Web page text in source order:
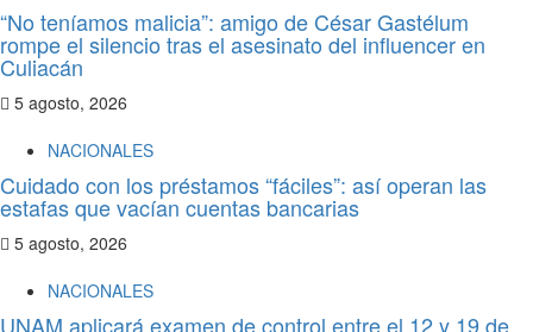
“No teníamos malicia”: amigo de César Gastélum
rompe el silencio tras el asesinato del influencer en
Culiacán
5 agosto, 2026
NACIONALES
Cuidado con los préstamos “fáciles”: así operan las
estafas que vacían cuentas bancarias
5 agosto, 2026
NACIONALES
UNAM aplicará examen de control entre el 12 y 19 de